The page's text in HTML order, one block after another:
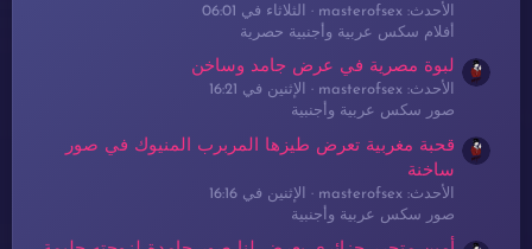
الأحدث: masterofsex
الثلاثاء في 06:01
أفلام سكس عربية وأجنبية حصرية
لبوة مصرية في عرض جامد وساخن
الأحدث: masterofsex
الإثنين في 16:21
صور سكس عربية وأجنبية
قحبة مغربية تعرض طيزها المربرب المنيوك في صور
ساخنة
الأحدث: masterofsex
الإثنين في 16:16
صور سكس عربية وأجنبية